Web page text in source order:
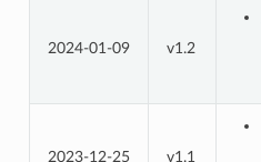
2024-01-09 v1.2
2023-12-25 v1.1